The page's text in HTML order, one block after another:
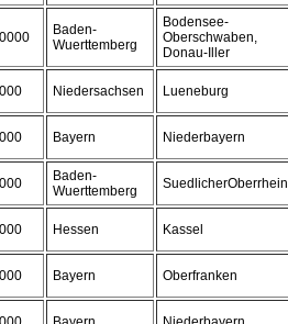
Baden-
Wuerttemberg
Bodensee-
Oberschwaben,
Donau-Iller
Niedersachsen Lueneburg
Bayern Niederbayern
Baden-
Wuerttemberg
SuedlicherOberrhein
Hessen Kassel
Bayern Oberfranken